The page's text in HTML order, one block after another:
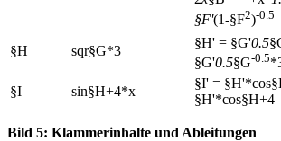
§F'(1-§F2)-0.5
§H sqr§G*3
§H' = §G'0.5
§G'0.5§G-0.5
§I
sin§H+4*x
§I' =
§H'*cos§H+4
Bild 5: Klammerinhalte und Ableitungen